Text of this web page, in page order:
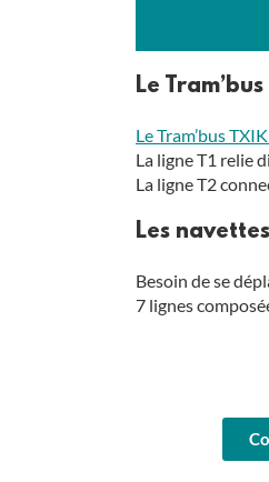
Le Tram’bus
Le Tram’bus
La ligne T1 relie
La ligne T2
Les
Besoin de se
7 lignes